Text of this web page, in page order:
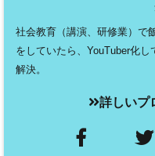
社会教育（講演、研修業）で
をしていたら、YouTuber化
解決。
詳しいプ